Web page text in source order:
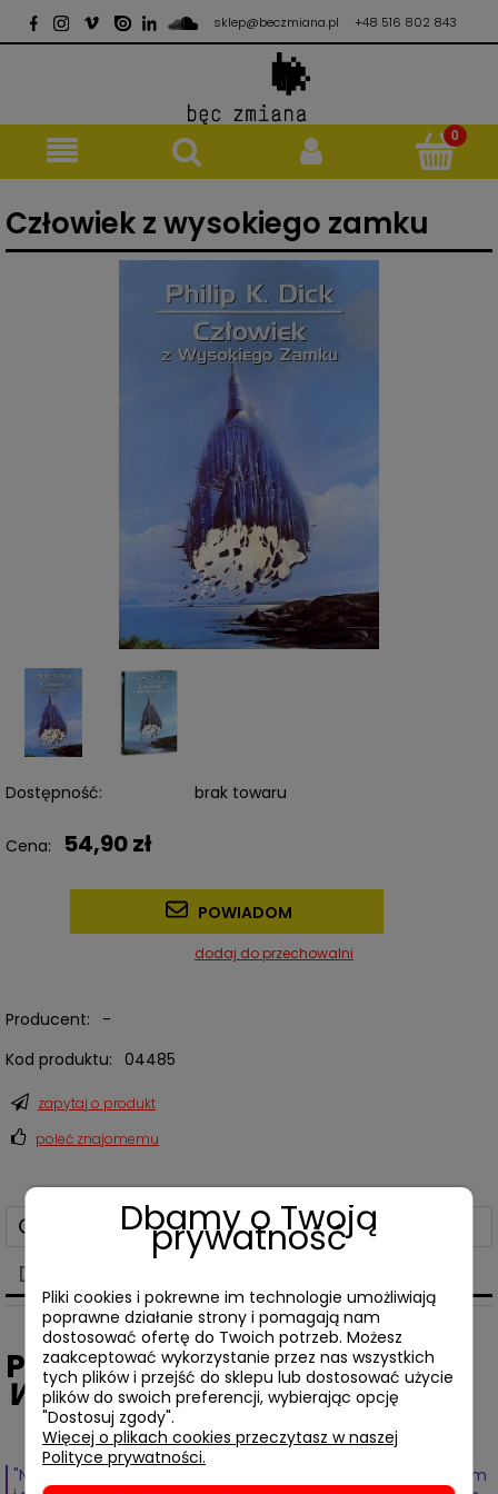
sklep@beczmiana.pl +48 516 802 843
Człowiek z wysokiego zamku
Dostępność: brak towaru
Cena: 54,90 zł
POWIADOM
dodaj do przechowalni
Producent:
-
Kod produktu: 04485
zapytaj o produkt
poleć znajomemu
Opis
Dane techniczne
Philip K. Dick,Człowiek z
Wysokiego Zamku
"Nieszczęścia, jakie wyrządza wojna ludności miast, granicom
Dbamy o Twoją
prywatność
Pliki cookies i pokrewne im technologie umożliwiają
poprawne działanie strony i pomagają nam
dostosować ofertę do Twoich potrzeb. Możesz
zaakceptować wykorzystanie przez nas wszystkich
tych plików i przejść do sklepu lub dostosować użycie
plików do swoich preferencji, wybierając opcję
"Dostosuj zgody".
Więcej o plikach cookies przeczytasz w naszej
Polityce prywatności.